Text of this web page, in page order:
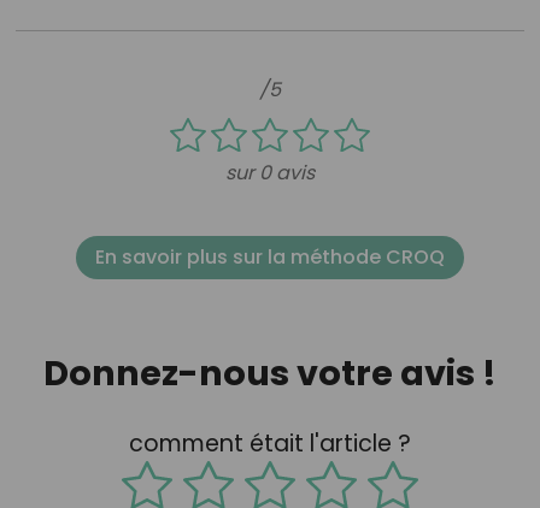
/5
sur 0 avis
En savoir plus sur la méthode CROQ
Donnez-nous votre avis !
comment était l'article ?